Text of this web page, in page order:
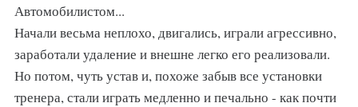
Автомобилистом...
Начали весьма неплохо, двигались, играли агрессивно,
заработали удаление и внешне легко его реализовали.
Но потом, чуть устав и, похоже забыв все установки
тренера, стали играть медленно и печально - как почти